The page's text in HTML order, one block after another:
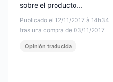
Publicado el 12/11/2017 à 14h34
tras una compra de 03/11/2017
sobre el producto...
Opinión traducida